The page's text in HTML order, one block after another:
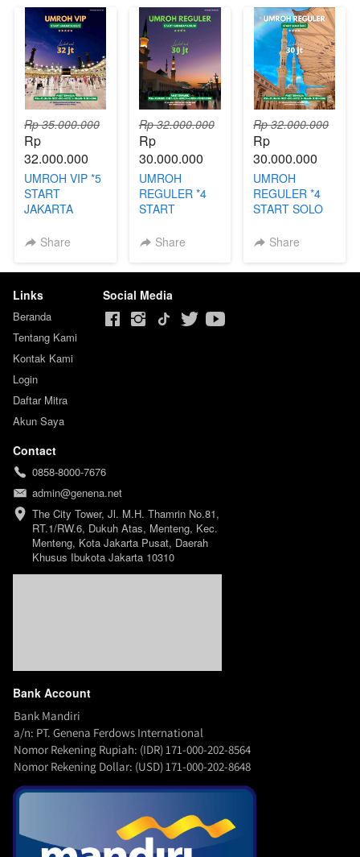
Rp 35.000.000
Rp
32.000.000
UMROH VIP *5
START
JAKARTA
Share
Rp 32.000.000
Rp
30.000.000
UMROH
REGULER *4
START
Share
Rp 32.000.000
Rp
30.000.000
UMROH
REGULER *4
START SOLO
Share
Links
Beranda
Tentang Kami
Kontak Kami
Login
Daftar Mitra
Akun Saya
Social Media
Contact
0858-8000-7676
admin@genena.net
The City Tower, Jl. M.H. Thamrin No.81,
RT.1/RW.6, Dukuh Atas, Menteng, Kec.
Menteng, Kota Jakarta Pusat, Daerah
Khusus Ibukota Jakarta 10310
Bank Account
Bank Mandiri
a/n: PT. Genena Ferdows International
Nomor Rekening Rupiah: (IDR) 171-000-202-8564
Nomor Rekening Dollar: (USD) 171-000-202-8648